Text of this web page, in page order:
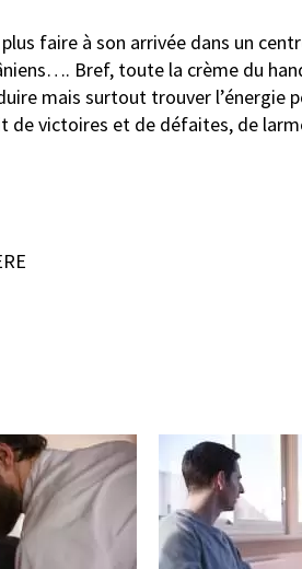
faire à son arrivée dans un
Bref, toute la crème du
mais surtout trouver l’énergie
de victoires et de défaites, de